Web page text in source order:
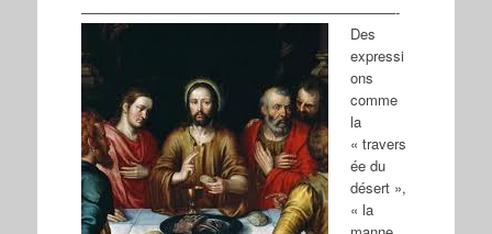
——————————————————————-
Des
expressi
ons
comme
la
« travers
ée du
désert »,
« la